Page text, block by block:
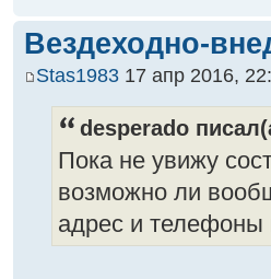
Вездеходно-
Stas1983 17 апр 2016,
desperado
Пока не увижу
возможно ли
адрес и телефоны